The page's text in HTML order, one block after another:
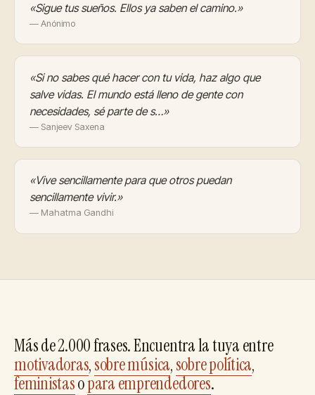
«Sigue tus sueños. Ellos ya saben el camino.»
— Anónimo
«Si no sabes qué hacer con tu vida, haz algo que
salve vidas. El mundo está lleno de gente con
necesidades, sé parte de s…»
— Sanjeev Saxena
«Vive sencillamente para que otros puedan
sencillamente vivir.»
— Mahatma Gandhi
Más de 2.000 frases. Encuentra la tuya entre
motivadoras,sobre música,sobre política,
feministasopara emprendedores.